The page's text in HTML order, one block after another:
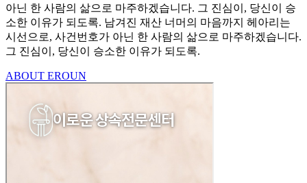
아닌 한 사람의 삶으로 마주하겠습니다. 그 진심이, 당신이 승
소한 이유가 되도록. 남겨진 재산 너머의 마음까지 헤아리는
시선으로, 사건번호가 아닌 한 사람의 삶으로 마주하겠습니다.
그 진심이, 당신이 승소한 이유가 되도록.
ABOUT EROUN